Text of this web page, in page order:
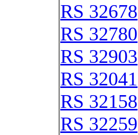
RS 32678
RS 32780
RS 32903
RS 32041
RS 32158
RS 32259